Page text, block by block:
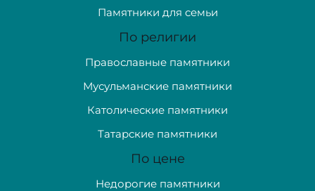
Памятники для семьи
По религии
Православные памятники
Мусульманские памятники
Католические памятники
Татарские памятники
По цене
Недорогие памятники